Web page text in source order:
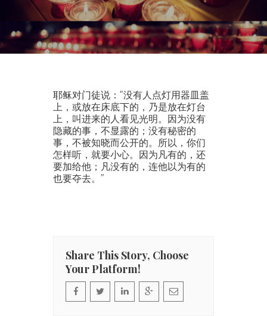
耶稣对门徒说：“没有人点灯用器皿盖
上，或放在床底下的，乃是放在灯台
上，叫进来的人看见光明。因为没有
隐藏的事，不显露的；没有秘密的
事，不被知晓而公开的。所以，你们
怎样听，就要小心。因为凡有的，还
要加给他；凡没有的，连他以为有的
也要夺去。”
Share This Story, Choose
Your Platform!